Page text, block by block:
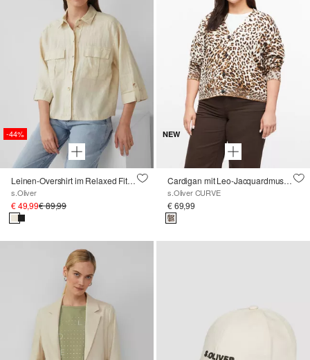
-44%
Leinen-Overshirt im Relaxed Fit mit weiten 3/4-Ärmeln
s.Oliver
€ 49,99€ 89,99
NEW
Cardigan mit Leo-Jacquardmuster
s.Oliver CURVE
€ 69,99